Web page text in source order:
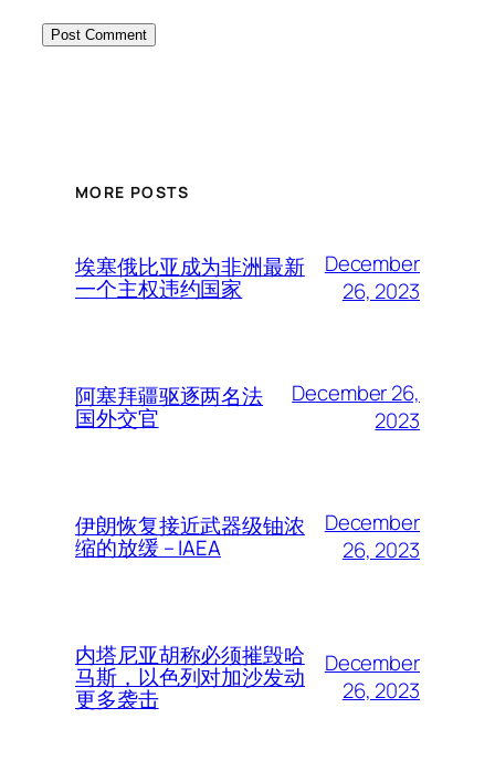
MORE POSTS
埃塞俄比亚成为非洲最新
一个主权违约国家
December
26, 2023
阿塞拜疆驱逐两名法
国外交官
December 26,
2023
伊朗恢复接近武器级铀浓
缩的放缓 – IAEA
December
26, 2023
内塔尼亚胡称必须摧毁哈
马斯，以色列对加沙发动
更多袭击
December
26, 2023